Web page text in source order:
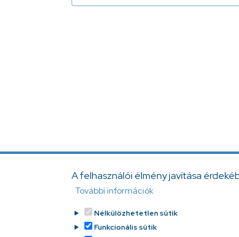
A felhasználói élmény javítása
További információk
Nélkülözhetetlen sütik
Funkcionális sütik